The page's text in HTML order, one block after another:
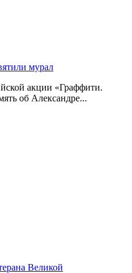
мурал
акции «Граффити.
об Александре...
Великой